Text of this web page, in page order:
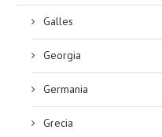
Galles
Georgia
Germania
Grecia